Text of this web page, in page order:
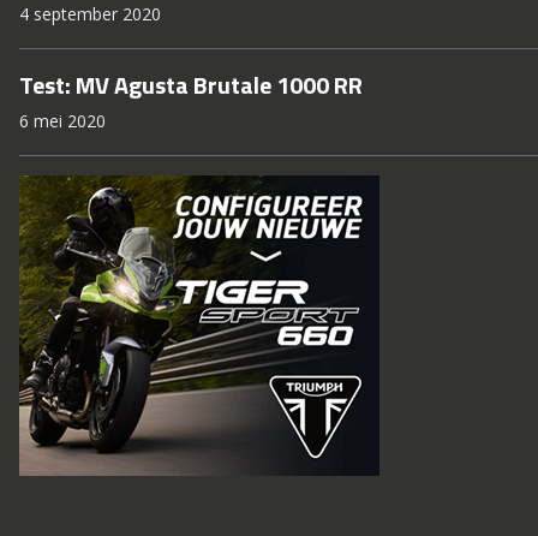
4 september 2020
Test: MV Agusta Brutale 1000 RR
6 mei 2020